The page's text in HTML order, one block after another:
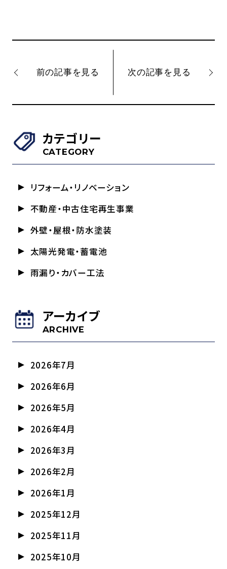
前の記事を見る 次の記事を見る
カテゴリー
CATEGORY
リフォーム・リノベーション
不動産・中古住宅再生事業
外壁・屋根・防水塗装
太陽光発電・蓄電池
雨漏り・カバー工法
アーカイブ
ARCHIVE
2026年7月
2026年6月
2026年5月
2026年4月
2026年3月
2026年2月
2026年1月
2025年12月
2025年11月
2025年10月